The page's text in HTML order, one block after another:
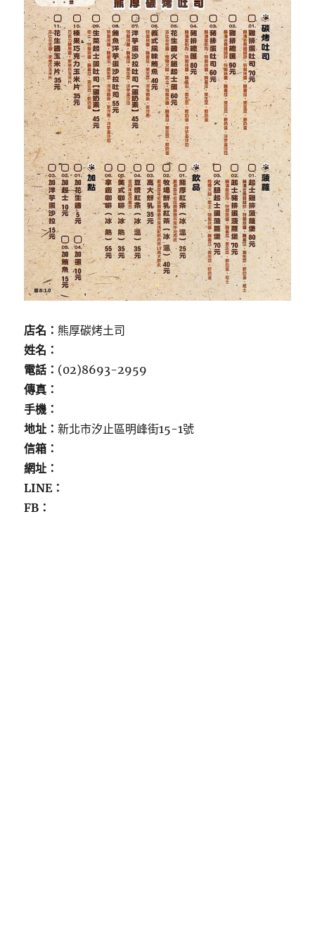
店名： 熊厚碳烤土司
姓名：
電話： (02)8693-2959
傳真：
手機：
地址：新北市汐止區明峰街15-1號
信箱：
網址：
LINE：
FB：